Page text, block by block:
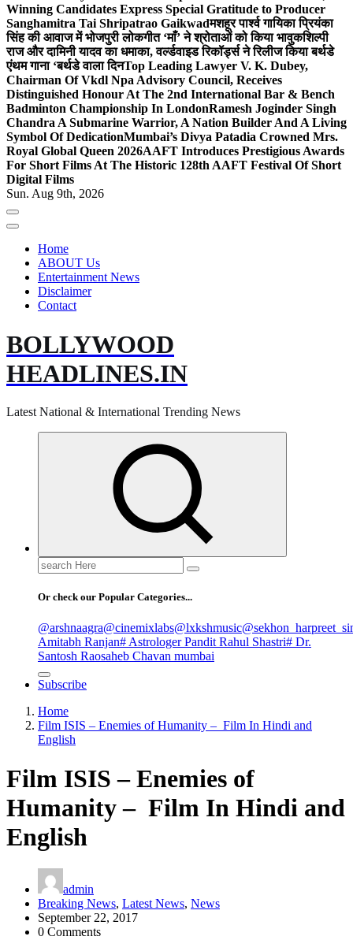
Winning Candidates Express Special Gratitude to Producer
Sanghamitra Tai Shripatrao Gaikwadमशहूर पार्श्व गायिका प्रियंका
सिंह की आवाज में भोजपुरी लोकगीत ‘माँ’ ने श्रोताओं को किया भावुकशिल्पी
राज और दामिनी यादव का धमाका, वर्ल्डवाइड रिकॉर्ड्स ने रिलीज किया बर्थडे
एंथम गाना ‘बर्थडे वाला दिनTop Leading Lawyer V. K. Dubey,
Chairman Of Vkdl Npa Advisory Council, Receives
Distinguished Honour At The 2nd International Bar & Bench
Badminton Championship In LondonRamesh Joginder Singh
Chandra A Submarine Warrior, A Nation Builder And A Living
Symbol Of DedicationMumbai’s Divya Patadia Crowned Mrs.
Royal Global Queen 2026AAFT Introduces Prestigious Awards
For Short Films At The Historic 128th AAFT Festival Of Short
Digital Films
Sun. Aug 9th, 2026
Home
ABOUT Us
Entertainment News
Disclaimer
Contact
BOLLYWOOD
HEADLINES.IN
Latest National & International Trending News
Search
for:
Or check our Popular Categories...
@arshnaagra@cinemixlabs@lxkshmusic
Amitabh Ranjan# Astrologer Pandit Rahul Shastri# Dr.
Santosh Raosaheb Chavan mumbai
Subscribe
Home
Film ISIS – Enemies of Humanity – Film In Hindi and
English
Film ISIS – Enemies of
Humanity – Film In Hindi and
English
admin
Breaking News, Latest News, News
September 22, 2017
0 Comments